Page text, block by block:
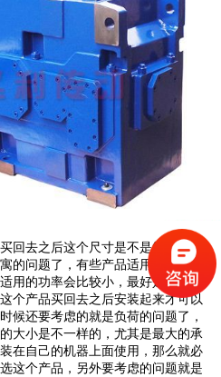
回去之后这个尺寸是不是符合安装
的问题了，有些产品适用的最大功
用的功率会比较小，最好是能够购
个产品买回去之后安装起来才可以
候还要考虑的就是负荷的问题了，
大小是不一样的，尤其是最大的承
在自己的机器上面使用，那么就必
这个产品，另外要考虑的问题就是